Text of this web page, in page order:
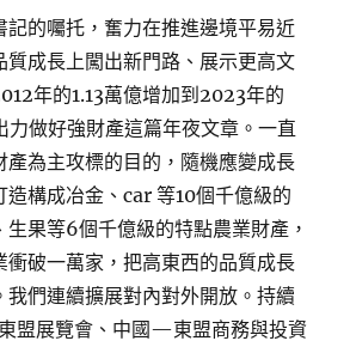
記的囑托，奮力在推進邊境平易近
質成長上闖出新門路、展示更高文
年的1.13萬億增加到2023年的
力做好強財產這篇年夜文章。一直
產為主攻標的目的，隨機應變成長
造構成冶金、car 等10個千億級的
生果等6個千億級的特點農業財產，
衝破一萬家，把高東西的品質成長
我們連續擴展對內對外開放。持續
盟展覽會、中國—東盟商務與投資